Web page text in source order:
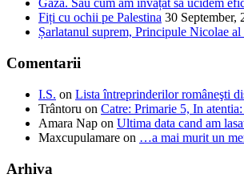
Gaza. Sau cum am învățat să ucidem
Fiți cu ochii pe Palestina 30 September,
Șarlatanul suprem, Principule Nicolae
Comentarii
I.S. on Lista întreprinderilor româneşti
Trântoru on Catre: Primarie 5, In
Amara Nap on Ultima data cand am
Maxcupulamare on …a mai murit un
Arhiva